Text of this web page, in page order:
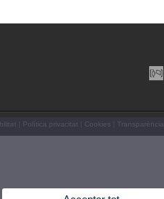
Política privacitat Cookies Transparència